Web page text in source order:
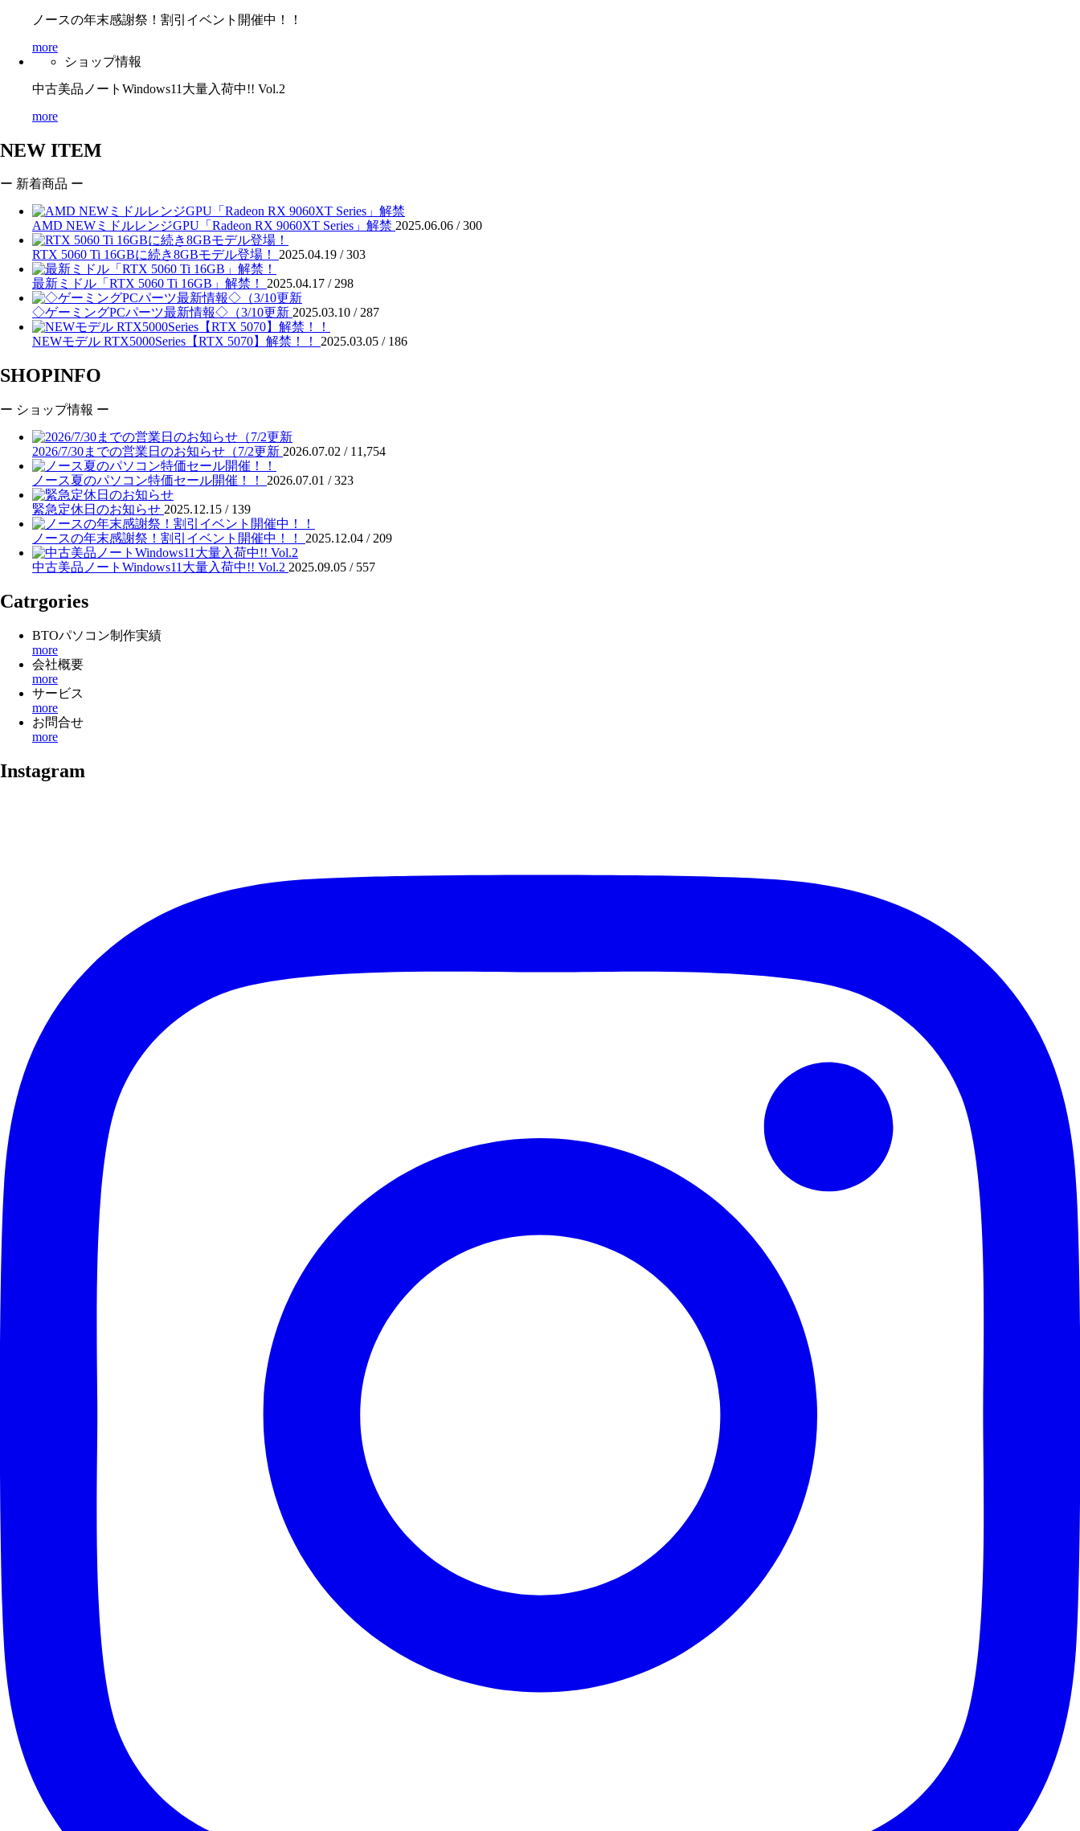
ノースの年末感謝祭！割引イベント開催中！！
more
ショップ情報
中古美品ノートWindows11大量入荷中!! Vol.2
more
NEW ITEM
ー 新着商品 ー
AMD NEWミドルレンジGPU「Radeon RX 9060XT Series」解禁 2025.06.06 /300
RTX 5060 Ti 16GBに続き8GBモデル登場！ 2025.04.19 /303
最新ミドル「RTX 5060 Ti 16GB」解禁！ 2025.04.17 /298
◇ゲーミングPCパーツ最新情報◇（3/10更新 2025.03.10 /287
NEWモデル RTX5000Series【RTX 5070】解禁！！ 2025.03.05 / 186
SHOPINFO
ー ショップ情報 ー
2026/7/30までの営業日のお知らせ（7/2更新 2026.07.02 / 11,754
ノース夏のパソコン特価セール開催！！ 2026.07.01 /323
緊急定休日のお知らせ 2025.12.15 / 139
ノースの年末感謝祭！割引イベント開催中！！ 2025.12.04 / 209
中古美品ノートWindows11大量入荷中!! Vol.2 2025.09.05 / 557
Catrgories
BTOパソコン制作実績
more
会社概要
more
サービス
more
お問合せ
more
Instagram